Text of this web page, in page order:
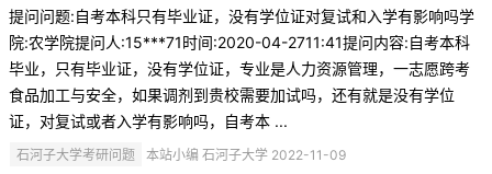
提问问题:自考本科只有毕业证，没有学位证对复试和入学有影响吗学
院:农学院提问人:15***71时间:2020-04-2711:41提问内容:自考本科
毕业，只有毕业证，没有学位证，专业是人力资源管理，一志愿跨考
食品加工与安全，如果调剂到贵校需要加试吗，还有就是没有学位
证，对复试或者入学有影响吗，自考本 ...
石河子大学考研问题 本站小编 石河子大学 2022-11-09